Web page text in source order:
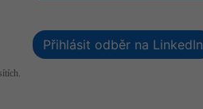
Přihlásit odběr na LinkedIn